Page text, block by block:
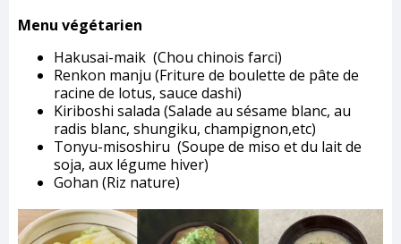
Menu végétarien
Hakusai-maik (Chou chinois farci)
Renkon manju (Friture de boulette de pâte de
racine de lotus, sauce dashi)
Kiriboshi salada (Salade au sésame blanc, au
radis blanc, shungiku, champignon,etc)
Tonyu-misoshiru (Soupe de miso et du lait de
soja, aux légume hiver)
Gohan (Riz nature)